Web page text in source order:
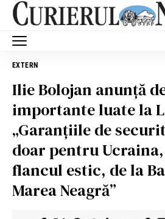
EXTERN
Ilie Bolojan anunță
importante luate la
„Garanțiile de
doar pentru
flancul estic, de la
Marea Neagră”